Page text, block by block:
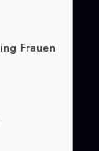
Frauen